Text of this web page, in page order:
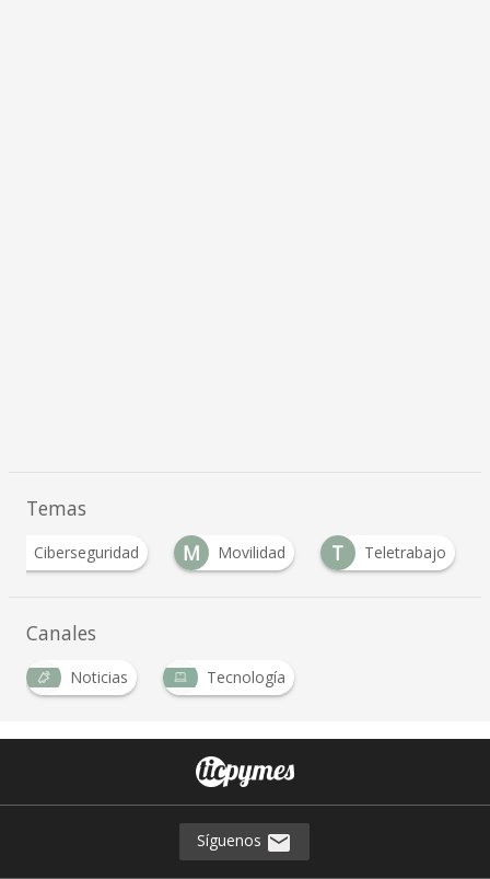
Temas
Ciberseguridad M Movilidad T Teletrabajo
Canales
Noticias Tecnología
Síguenos